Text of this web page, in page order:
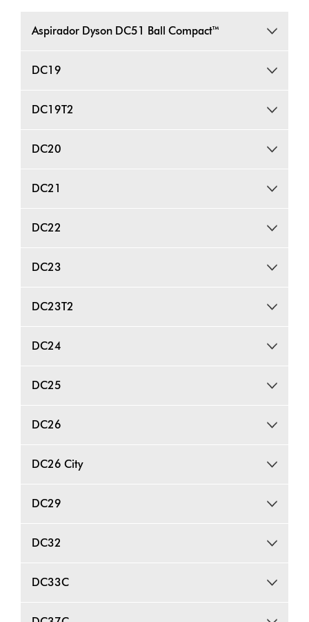
Aspirador Dyson DC51 Ball Compact™
DC19
DC19T2
DC20
DC21
DC22
DC23
DC23T2
DC24
DC25
DC26
DC26 City
DC29
DC32
DC33C